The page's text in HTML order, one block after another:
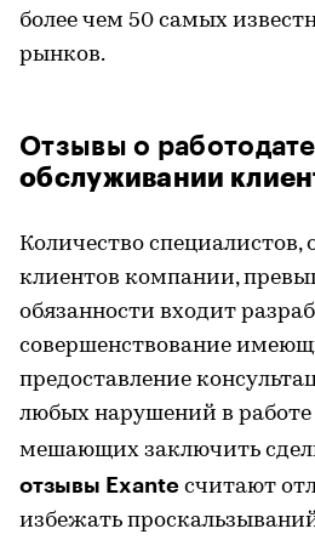
более чем 50 самых
рынков.
Отзывы о
обслуживании
Количество
клиентов компании,
обязанности входит
совершенствование
предоставление
любых нарушений в
мешающих заключить
отзывы Exante считают
избежать